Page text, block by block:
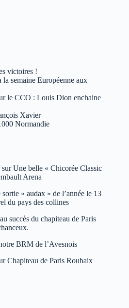
victoires !
semaine Européenne aux
le CCO : Louis Dion enchaine
Xavier
Normandie
surUne belle « Chicorée Classic
Arena
sortie « audax » de l’année le 13
du pays des collines
succès du chapiteau de Paris
BRM de l’Avesnois
Chapiteau de Paris Roubaix